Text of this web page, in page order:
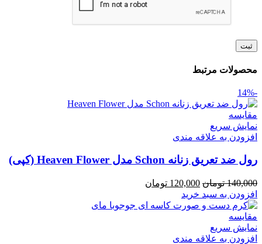
محصولات مرتبط
-14%
مقايسه
نمایش سریع
افزودن به علاقه مندی
رول ضد تعریق زنانه Schon مدل Heaven Flower (کپی)
140,000 تومان قیمت
اصلی
140,000 تومان
120,000 تومان
120,000 تومان
افزودن به سبد خرید
مقايسه
نمایش سریع
افزودن به علاقه مندی